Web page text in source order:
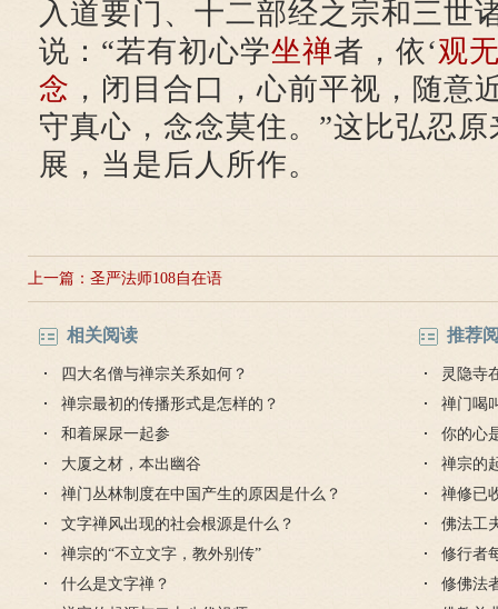
入道要门、十二部经之宗和三世
说：“若有初心学坐禅者，依‘观
念 ，闭目合口，心前平视，随意
守真心，念念莫住。”这比弘忍原
展，当是后人所作。
上一篇： 圣严法师108自在语
相关阅读
四大名僧与禅宗关系如何？
禅宗最初的传播形式是怎样的？
和着屎尿一起参
大厦之材，本出幽谷
禅门丛林制度在中国产生的原因是什么？
文字禅风出现的社会根源是什么？
禅宗的“不立文字，教外别传”
什么是文字禅？
推荐
灵隐寺
绍
禅门喝
你的心
禅宗的
禅修已
佛法工
修行者
修佛法